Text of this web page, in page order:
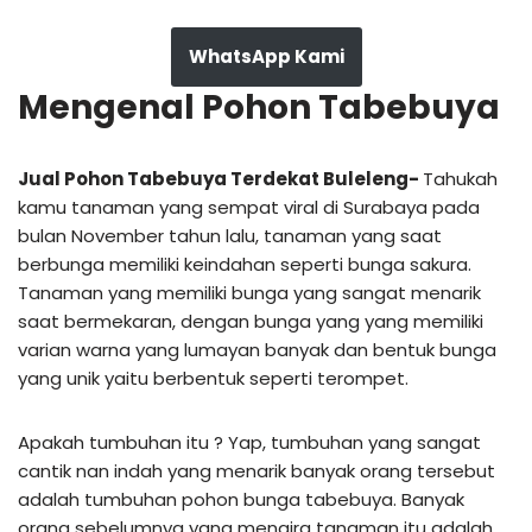
WhatsApp Kami
Mengenal Pohon Tabebuya
Jual Pohon Tabebuya Terdekat Buleleng- Tahukah
kamu tanaman yang sempat viral di Surabaya pada
bulan November tahun lalu, tanaman yang saat
berbunga memiliki keindahan seperti bunga sakura.
Tanaman yang memiliki bunga yang sangat menarik
saat bermekaran, dengan bunga yang yang memiliki
varian warna yang lumayan banyak dan bentuk bunga
yang unik yaitu berbentuk seperti terompet.
Apakah tumbuhan itu ? Yap, tumbuhan yang sangat
cantik nan indah yang menarik banyak orang tersebut
adalah tumbuhan pohon bunga tabebuya. Banyak